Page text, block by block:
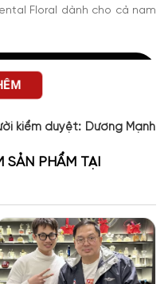
Floral dành cho cả nam
kiểm duyệt: Dương Mạnh
SẢN PHẨM TẠI